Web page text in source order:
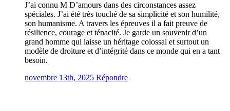
J’ai connu M D’amours dans des circonstances assez
spéciales. J’ai été très touché de sa simplicité et son humilité,
son humanisme. A travers les épreuves il a fait preuve de
résilience, courage et ténacité. Je garde un souvenir d’un
grand homme qui laisse un héritage colossal et surtout un
modèle de droiture et d’intégrité dans ce monde qui en a tant
besoin.
novembre 13th, 2025 Répondre